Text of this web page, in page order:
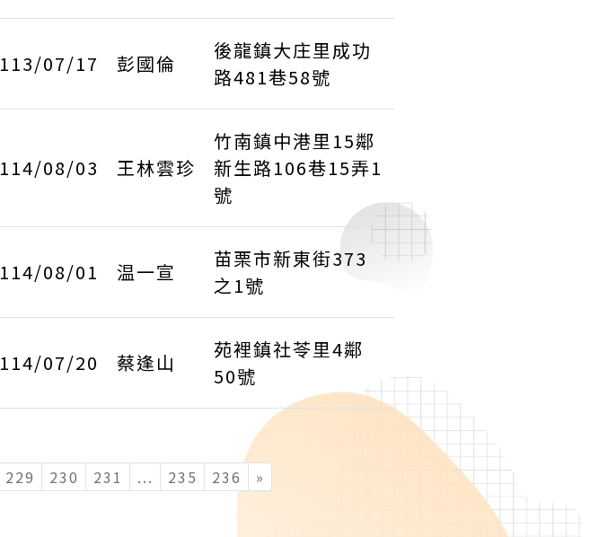
113/07/17 彭國倫
後龍鎮大庄里成功
路481巷58號
114/08/03 王林雲珍
竹南鎮中港里15鄰
新生路106巷15弄1
號
114/08/01 温一宣
苗栗市新東街373
之1號
114/07/20 蔡逢山
苑裡鎮社苓里4鄰
50號
229 230 231 ... (current)
235 236 »